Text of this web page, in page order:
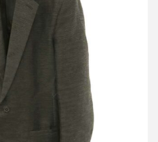
ードジャケット RR17S9751-JK
25,000円
く見る